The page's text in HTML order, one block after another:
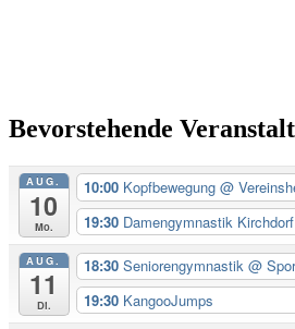
Bevorstehende
AUG.
10
Mo.
10:00 Kopfbewegung @
19:30 Damengymnastik Kirchdorf
AUG.
11
Di.
18:30 Seniorengymnastik @
19:30 KangooJumps